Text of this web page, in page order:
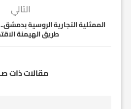
التالي
الممثلية التجارية الروسية
طريق الهيمنة
مقالات ذات